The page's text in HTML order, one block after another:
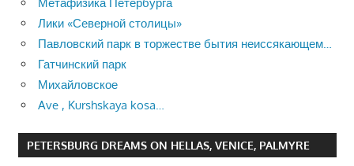
Лики «Северной столицы»
Павловский парк в торжестве бытия неиссякающем…
Гатчинский парк
Михайловское
Ave , Kurshskaya kosa…
PETERSBURG DREAMS ON HELLAS, VENICE, PALMYRE